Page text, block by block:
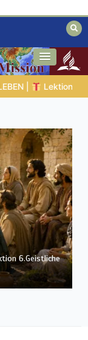
auf
| DIE
6.Geistliche